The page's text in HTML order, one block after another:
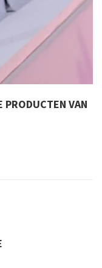
PRODUCTEN VAN